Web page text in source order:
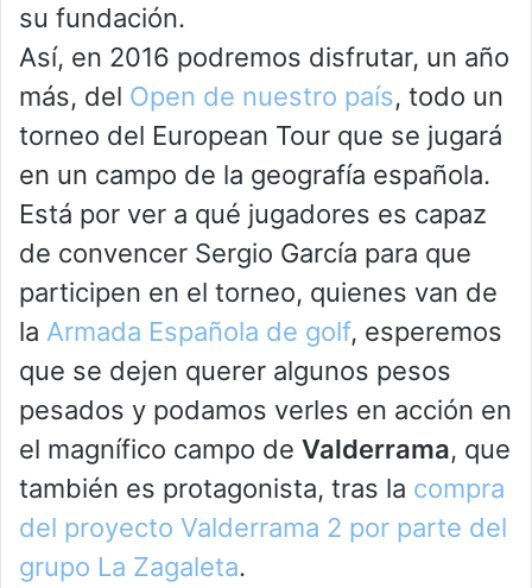
su fundación.
Así, en 2016 podremos disfrutar, un año
más, del Open de nuestro país, todo un
torneo del European Tour que se jugará
en un campo de la geografía española.
Está por ver a qué jugadores es capaz
de convencer Sergio García para que
participen en el torneo, quienes van de
la Armada Española de golf, esperemos
que se dejen querer algunos pesos
pesados y podamos verles en acción en
el magnífico campo de Valderrama, que
también es protagonista, tras la compra
del proyecto Valderrama 2 por parte del
grupo La Zagaleta.